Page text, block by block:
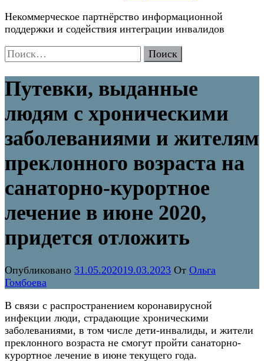
Некоммерческое партнёрство информационной
поддержки и содействия интеграции инвалидов
Найти:
Путевки, выданные
людям с хроническими
заболеваниями и жителям
преклонного возраста на
санаторно-курортное
лечение в июне 2020,
придется отложить
Опубликовано 31.05.202019.03.2023 От Ольга
Гомбоева
В связи с распространением коронавирусной
инфекции люди, страдающие хроническими
заболеваниями, в том числе дети-инвалиды, и жители
преклонного возраста не смогут пройти санаторно-
курортное лечение в июне текущего года.